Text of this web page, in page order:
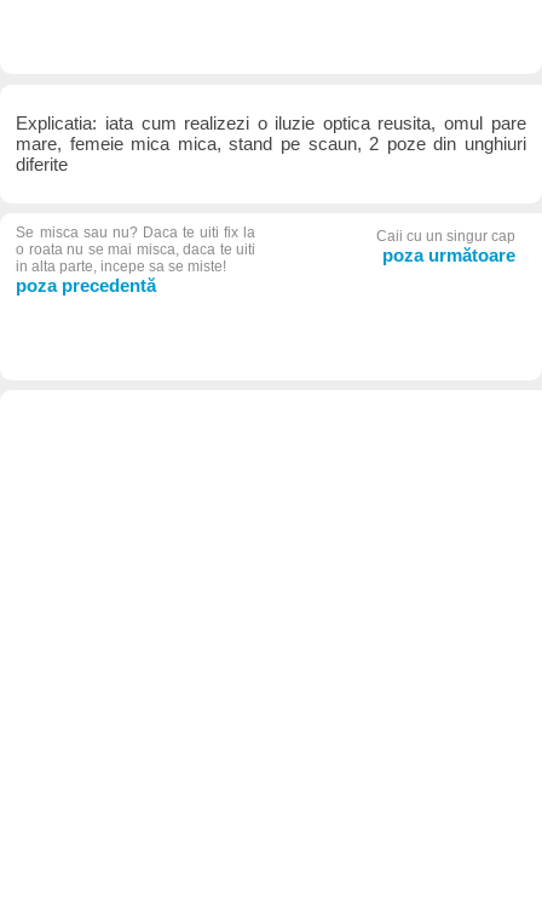
Explicatia: iata cum realizezi o iluzie optica reusita, omul pare
mare, femeie mica mica, stand pe scaun, 2 poze din unghiuri
diferite
Se misca sau nu? Daca te uiti fix la
o roata nu se mai misca, daca te uiti
in alta parte, incepe sa se miste!
poza precedentă
Caii cu un singur cap
poza următoare